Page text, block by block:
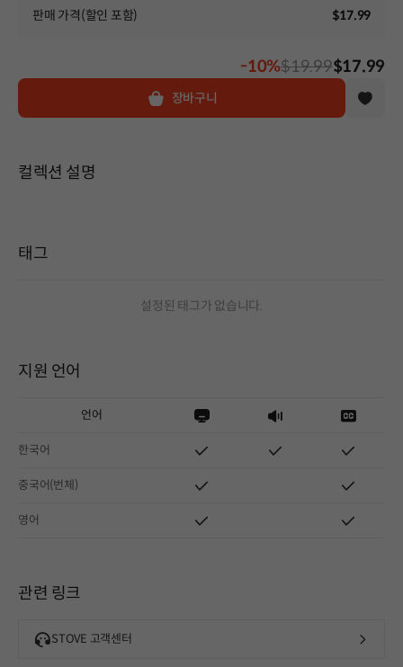
판매 가격(할인 포함) $17.99
-10%$19.99$17.99
장바구니
컬렉션 설명
태그
설정된 태그가 없습니다.
지원 언어
언어
한국어
중국어(번체)
영어
관련 링크
STOVE 고객센터